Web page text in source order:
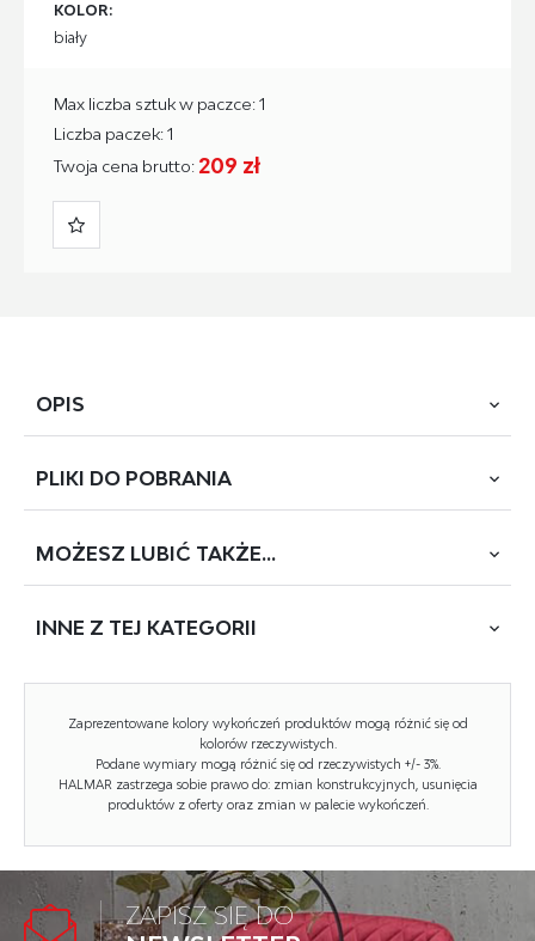
KOLOR:
biały
Twoja cena brutto: 209 zł
Max liczba sztuk w paczce: 1
Liczba paczek: 1
OPIS
wymiary: 51/51/88-100/48-60 cm, mechinizm podstawowy,
Rodzaj:
Kółka: kółka zwykłe
Materiał podstawy: metal
Podłokietniki: nieregulowane
Zagłówek: brak zagłówka
Maksymalne obciążenie: 100 kg
Przeznaczenie: fotel dziecięcy
PLIKI DO POBRANIA
ORIS
Zaprezentowane kolory wykończeń produktów mogą różnić się od
kolorów rzeczywistych.
Podane wymiary mogą różnić się od rzeczywistych +/- 3%.
HALMAR zastrzega sobie prawo do: zmian konstrukcyjnych, usunięcia
produktów z oferty oraz zmian w palecie wykończeń.
MOŻESZ LUBIĆ TAKŻE...
INNE Z TEJ KATEGORII
ZAPISZ SIĘ DO